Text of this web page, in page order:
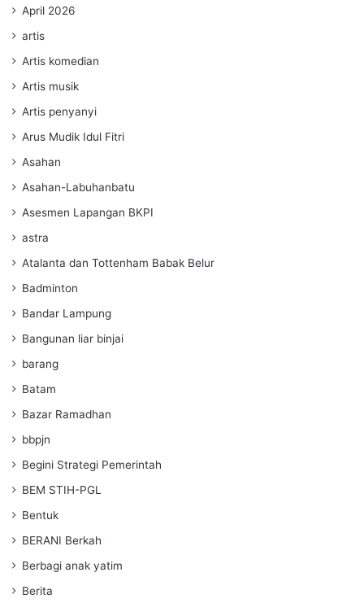
April 2026
artis
Artis komedian
Artis musik
Artis penyanyi
Arus Mudik Idul Fitri
Asahan
Asahan-Labuhanbatu
Asesmen Lapangan BKPI
astra
Atalanta dan Tottenham Babak Belur
Badminton
Bandar Lampung
Bangunan liar binjai
barang
Batam
Bazar Ramadhan
bbpjn
Begini Strategi Pemerintah
BEM STIH-PGL
Bentuk
BERANI Berkah
Berbagi anak yatim
Berita